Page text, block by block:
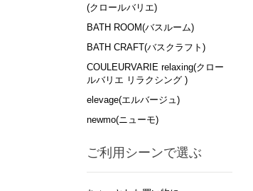
(クロールバリエ)
BATH ROOM(バスルーム)
BATH CRAFT(バスクラフト)
COULEURVARIE relaxing(クロー
ルバリエ リラクシング )
elevage(エルバージュ)
newmo(ニューモ)
ご利用シーンで選ぶ